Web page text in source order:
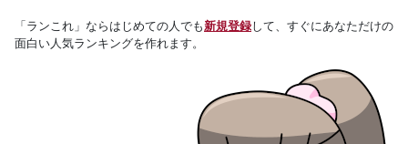
「ランこれ」ならはじめての人でも新規登録して、すぐにあなただけの
面白い人気ランキングを作れます。